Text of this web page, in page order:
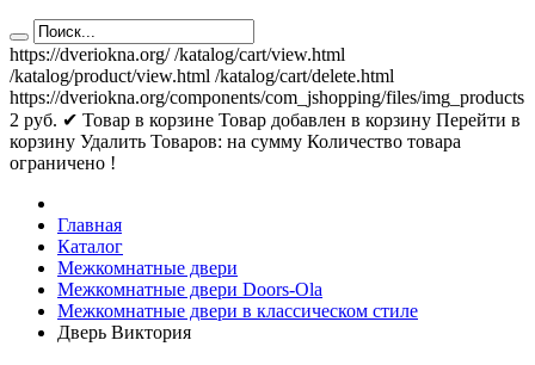
https://dveriokna.org/ /katalog/cart/view.html
/katalog/product/view.html /katalog/cart/delete.html
https://dveriokna.org/components/com_jshopping/files/img_products
2 руб. ✔ Товар в корзине Товар добавлен в корзину Перейти в
корзину Удалить Товаров: на сумму Количество товара
ограничено !
Главная
Каталог
Межкомнатные двери
Межкомнатные двери Doors-Ola
Межкомнатные двери в классическом стиле
Дверь Виктория